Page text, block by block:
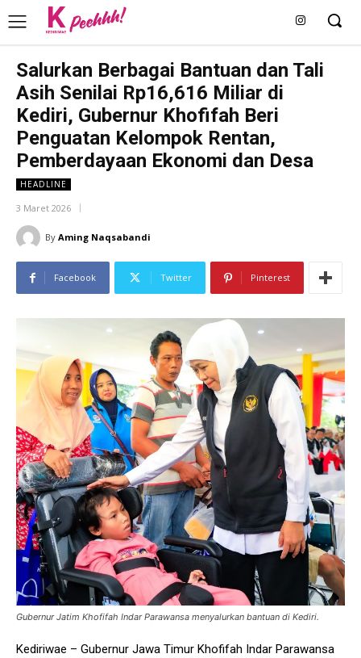
Salurkan Berbagai Bantuan dan Tali
Asih Senilai Rp16,616 Miliar di
Kediri, Gubernur Khofifah Beri
Penguatan Kelompok Rentan,
Pemberdayaan Ekonomi dan Desa
HEADLINE
3 Maret 2026
By Aming Naqsabandi
Facebook Twitter Pinterest
Gubernur Jatim Khofifah Indar Parawansa menyalurkan bantuan di Kediri.
Kediriwae – Gubernur Jawa Timur Khofifah Indar Parawansa